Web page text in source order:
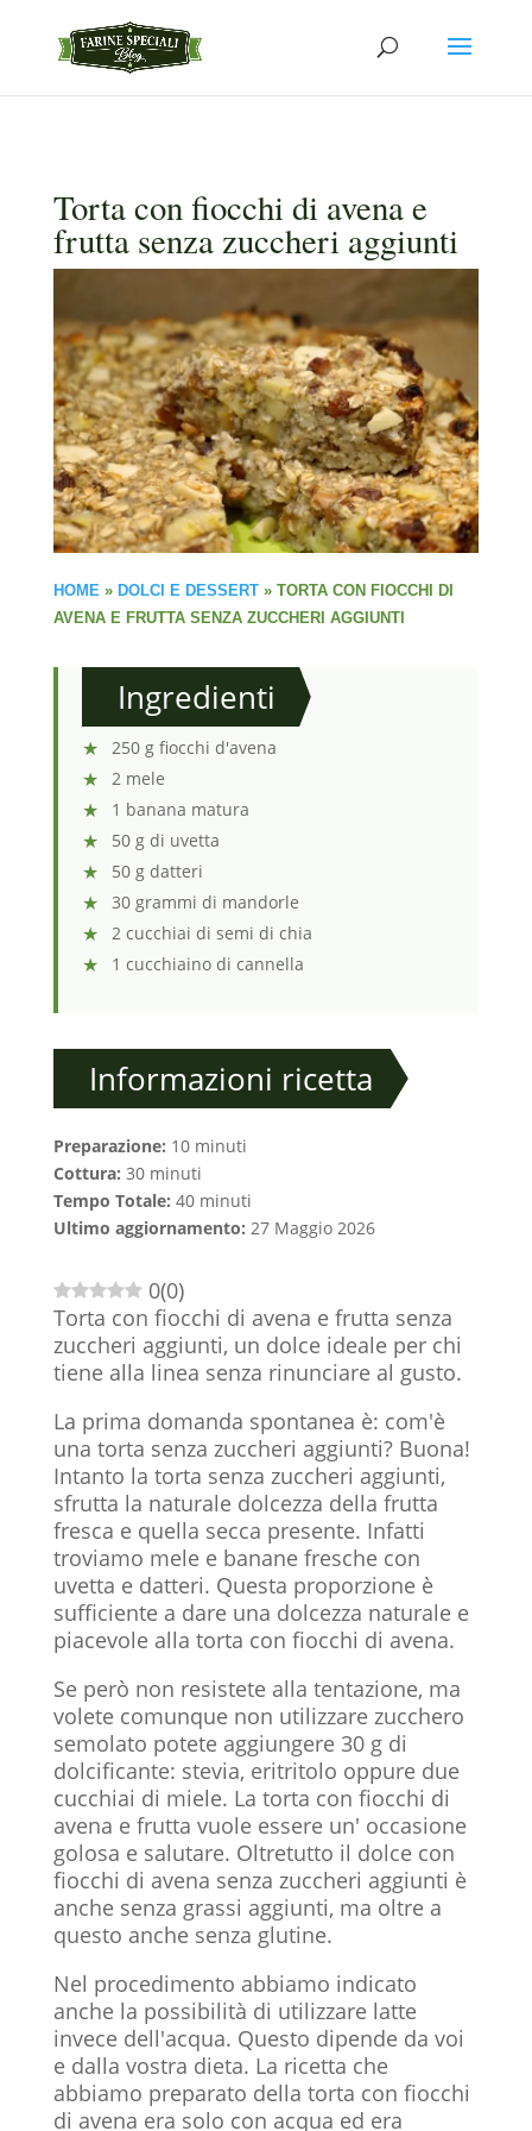
Torta con fiocchi di avena e
frutta senza zuccheri aggiunti
HOME » DOLCI E DESSERT» TORTA CON FIOCCHI DI
AVENA E FRUTTA SENZA ZUCCHERI AGGIUNTI
Ingredienti
250 g fiocchi d'avena
2 mele
1 banana matura
50 g di uvetta
50 g datteri
30 grammi di mandorle
2 cucchiai di semi di chia
1 cucchiaino di cannella
Informazioni ricetta
Preparazione: 10 minuti
Cottura: 30 minuti
Tempo Totale: 40 minuti
Ultimo aggiornamento: 27 Maggio 2026
0(0)
Torta con fiocchi di avena e frutta senza
zuccheri aggiunti, un dolce ideale per chi
tiene alla linea senza rinunciare al gusto.
La prima domanda spontanea è: com'è
una torta senza zuccheri aggiunti? Buona!
Intanto la torta senza zuccheri aggiunti,
sfrutta la naturale dolcezza della frutta
fresca e quella secca presente. Infatti
troviamo mele e banane fresche con
uvetta e datteri. Questa proporzione è
sufficiente a dare una dolcezza naturale e
piacevole alla torta con fiocchi di avena.
Se però non resistete alla tentazione, ma
volete comunque non utilizzare zucchero
semolato potete aggiungere 30 g di
dolcificante: stevia, eritritolo oppure due
cucchiai di miele. La torta con fiocchi di
avena e frutta vuole essere un' occasione
golosa e salutare. Oltretutto il dolce con
fiocchi di avena senza zuccheri aggiunti è
anche senza grassi aggiunti, ma oltre a
questo anche senza glutine.
Nel procedimento abbiamo indicato
anche la possibilità di utilizzare latte
invece dell'acqua. Questo dipende da voi
e dalla vostra dieta. La ricetta che
abbiamo preparato della torta con fiocchi
di avena era solo con acqua ed era